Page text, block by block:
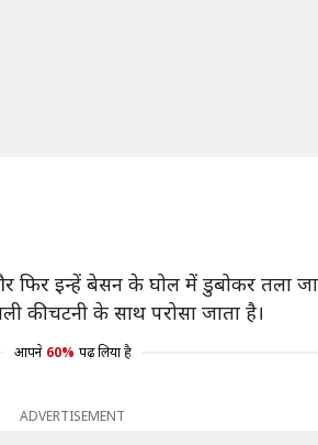
इन्हें बेसन के घोल में डुबोकर तला
की चटनी के साथ परोसा जाता है।
आपने 60% पढ़ लिया है
ADVERTISEMENT